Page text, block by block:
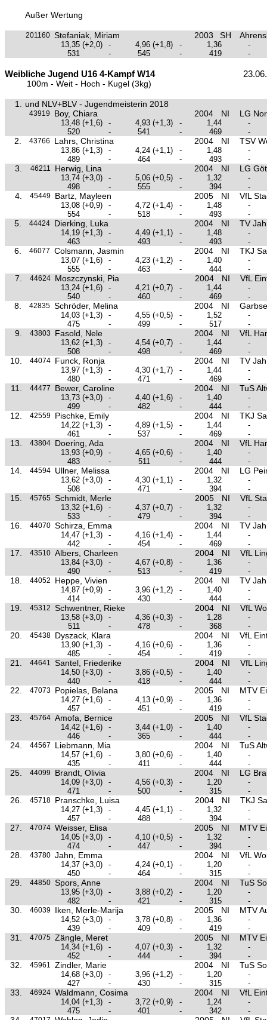
Außer Wertung
201160 Stefaniak, Miriam 2003 SH
13,35 (+2,0) - 4,96 (+1,8) - 1,36
-
531
- 545 - 419 -
Weibliche Jugend U16 4-Kampf W14
100m - Weit - Hoch - Kugel (3kg)
1. und NLV+BLV - Jugendmeisterin 2018
43919 Boy, Chiara 2004 NI LG
13,48 (+1,6) - 4,93 (+1,3) - 1,44
-
520
- 541 - 469 -
2. 43766 Lahrs, Christina 2004 NI TSV
13,86 (+1,3) - 4,24 (+1,1) - 1,48
-
489
- 464 - 493 -
3. 46211 Herwig, Lina 2004 NI LG
13,74 (+3,0) - 5,06 (+0,5) - 1,32
-
498
- 555 - 394 -
4. 45449 Bartz, Mayleen 2005 NI VfL
13,08 (+0,9) - 4,72 (+1,4) - 1,48
-
554
- 518 - 493 -
5. 44424 Dierking, Luka 2004 NI TV
14,19 (+1,3) - 4,49 (+1,1) - 1,48
-
463
- 493 - 493 -
6. 46077 Colsmann, Jasmin 2004 NI TKJ
13,07 (+1,6) - 4,23 (+1,2) - 1,40
-
555
- 463 - 444 -
7. 44624 Moszczynski, Pia 2004 NI VfL
13,24 (+1,6) - 4,21 (+0,7) - 1,44
-
540
- 460 - 469 -
8. 42835 Schröder, Melina 2004 NI
14,03 (+1,3) - 4,55 (+0,5) - 1,52
-
475
- 499 - 517 -
9. 43803 Fasold, Nele 2004 NI VfL
13,62 (+1,3) - 4,54 (+0,7) - 1,44
-
508
- 498 - 469 -
10. 44074 Funck, Ronja 2004 NI TV
13,97 (+1,3) - 4,30 (+1,7) - 1,44
-
480
- 471 - 469 -
11. 44477 Bewer, Caroline 2004 NI TuS
13,73 (+3,0) - 4,40 (+1,6) - 1,40
-
499
- 482 - 444 -
12. 42559 Pischke, Emily 2004 NI TKJ
14,22 (+1,3) - 4,89 (+1,5) - 1,44
-
461
- 537 - 469 -
13. 43804 Doering, Ada 2004 NI VfL
13,93 (+0,9) - 4,65 (+0,6) - 1,40
-
483
- 511 - 444 -
14. 44594 Ullner, Melissa 2004 NI LG
13,62 (+3,0) - 4,30 (+1,1) - 1,32
-
508
- 471 - 394 -
15. 45765 Schmidt, Merle 2005 NI VfL
13,32 (+1,6) - 4,37 (+0,7) - 1,32
-
533
- 479 - 394 -
16. 44070 Schirza, Emma 2004 NI TV
14,47 (+1,3) - 4,16 (+1,4) - 1,44
-
442
- 454 - 469 -
17. 43510 Albers, Charleen 2004 NI VfL
13,84 (+3,0) - 4,67 (+0,8) - 1,36
-
490
- 513 - 419 -
18. 44052 Heppe, Vivien 2004 NI TV
14,87 (+0,9) - 3,96 (+1,2) - 1,40
-
414
- 430 - 444 -
19. 45312 Schwentner, Rieke 2004 NI VfL
13,58 (+3,0) - 4,36 (+0,3) - 1,28
-
511
- 478 - 368 -
20. 45438 Dyszack, Klara 2004 NI VfL
13,90 (+1,3) - 4,16 (+0,6) - 1,36
-
485
- 454 - 419 -
21. 44641 Santel, Friederike 2004 NI VfL
14,50 (+3,0) - 3,86 (+0,5) - 1,40
-
440
- 418 - 444 -
22. 47073 Popielas, Belana 2005 NI MTV
14,27 (+1,6) - 4,13 (+0,9) - 1,36
-
457
- 451 - 419 -
23. 45764 Amofa, Bernice 2005 NI VfL
14,42 (+1,6) - 3,44 (+1,0) - 1,40
-
446
- 365 - 444 -
24. 44567 Liebmann, Mia 2004 NI TuS
14,57 (+1,6) - 3,80 (+0,6) - 1,40
-
435
- 411 - 444 -
25. 44099 Brandt, Olivia 2004 NI LG
14,09 (+3,0) - 4,56 (+0,3) - 1,20
-
471
- 500 - 315 -
26. 45718 Pranschke, Luisa 2004 NI TKJ
14,27 (+1,3) - 4,45 (+1,1) - 1,32
-
457
- 488 - 394 -
27. 47074 Weisser, Elisa 2005 NI MTV
14,05 (+3,0) - 4,10 (+0,5) - 1,32
-
474
- 447 - 394 -
28. 43780 Jahn, Emma 2004 NI VfL
14,37 (+3,0) - 4,24 (+0,1) - 1,20
-
450
- 464 - 315 -
29. 44850 Spors, Anne 2004 NI TuS
13,95 (+3,0) - 3,88 (+0,2) - 1,20
-
482
- 421 - 315 -
30. 46039 Iken, Merle-Marija 2005 NI MTV
14,52 (+3,0) - 3,78 (+0,8) - 1,36
-
439
- 409 - 419 -
31. 47075 Zängle, Meret 2005 NI MTV
14,34 (+1,6) - 4,07 (+0,3) - 1,32
-
452
- 444 - 394 -
32. 45961 Zindler, Marie 2004 NI TuS
14,68 (+3,0) - 3,96 (+1,2) - 1,20
-
427
- 430 - 315 -
33. 46924 Waldmann, Cosima 2004 NI VfL
14,04 (+1,3) - 3,72 (+0,9) - 1,24
-
475
- 401 - 342 -